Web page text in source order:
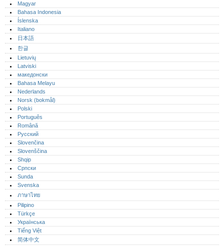
Magyar
Bahasa Indonesia
Íslenska
Italiano
日本語
한글
Lietuvių
Latviski
македонски
Bahasa Melayu
Nederlands
Norsk (bokmål)‎
Polski
Português‎
Română
Русский
Slovenčina
Slovenščina
Shqip
Српски
Sunda
Svenska
ภาษาไทย
Pilipino
Türkçe
Українська
Tiếng Việt
简体中文